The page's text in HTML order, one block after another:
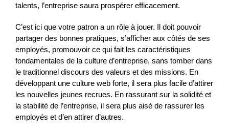
talents, l’entreprise saura prospérer efficacement.
C’est ici que votre patron a un rôle à jouer. Il doit pouvoir
partager des bonnes pratiques, s’afficher aux côtés de ses
employés, promouvoir ce qui fait les caractéristiques
fondamentales de la culture d’entreprise, sans tomber dans
le traditionnel discours des valeurs et des missions. En
développant une culture web forte, il sera plus facile d’attirer
les nouvelles jeunes recrues. En rassurant sur la solidité et
la stabilité de l’entreprise, il sera plus aisé de rassurer les
employés et d’en attirer d’autres.